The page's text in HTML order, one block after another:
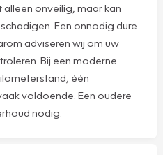
onveilig, maar kan
Een onnodig dure
adviseren wij om uw
Bij een moderne
één
voldoende. Een oudere
nodig.